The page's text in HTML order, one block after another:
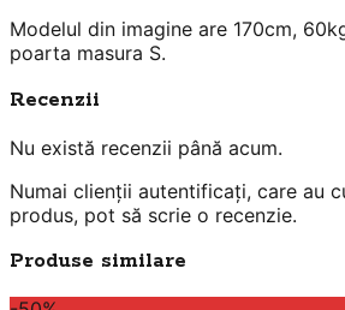
Modelul din imagine are 170cm,
poarta masura S.
Recenzii
Nu există recenzii până acum.
Numai clienții autentificați, care au
produs, pot să scrie o recenzie.
Produse similare